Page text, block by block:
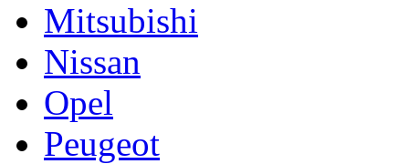
Mitsubishi
Nissan
Opel
Peugeot